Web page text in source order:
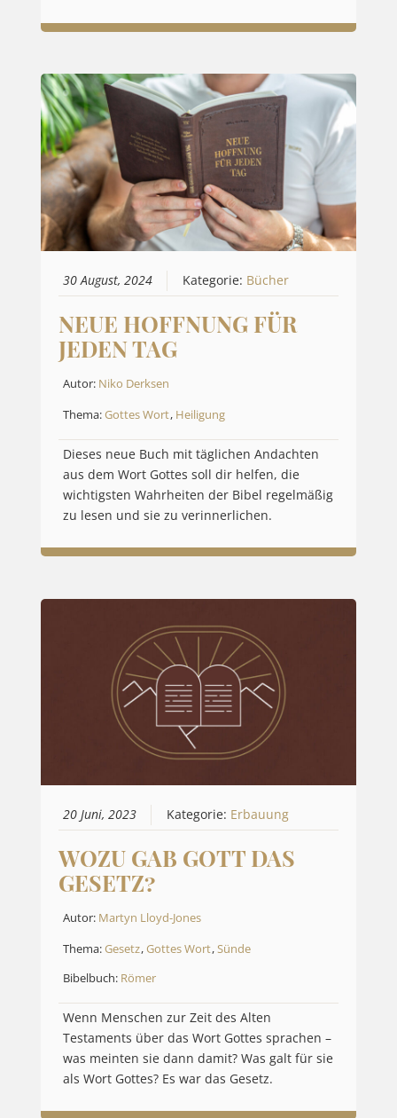
30 August, 2024 Kategorie: Bücher
NEUE HOFFNUNG FÜR
JEDEN TAG
Autor: Niko Derksen
Thema:Gottes Wort, Heiligung
Dieses neue Buch mit täglichen Andachten
aus dem Wort Gottes soll dir helfen, die
wichtigsten Wahrheiten der Bibel regelmäßig
zu lesen und sie zu verinnerlichen.
20 Juni, 2023 Kategorie: Erbauung
WOZU GAB GOTT DAS
GESETZ?
Autor: Martyn Lloyd-Jones
Thema:Gesetz,Gottes Wort,Sünde
Bibelbuch: Römer
Wenn Menschen zur Zeit des Alten
Testaments über das Wort Gottes sprachen –
was meinten sie dann damit? Was galt für sie
als Wort Gottes? Es war das Gesetz.